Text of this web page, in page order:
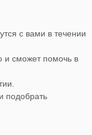
с вами в течении
и сможет помочь в
подобрать